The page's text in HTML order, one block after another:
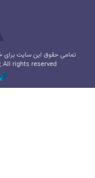
تمامی حقوق این سایت برای
All rights reserved